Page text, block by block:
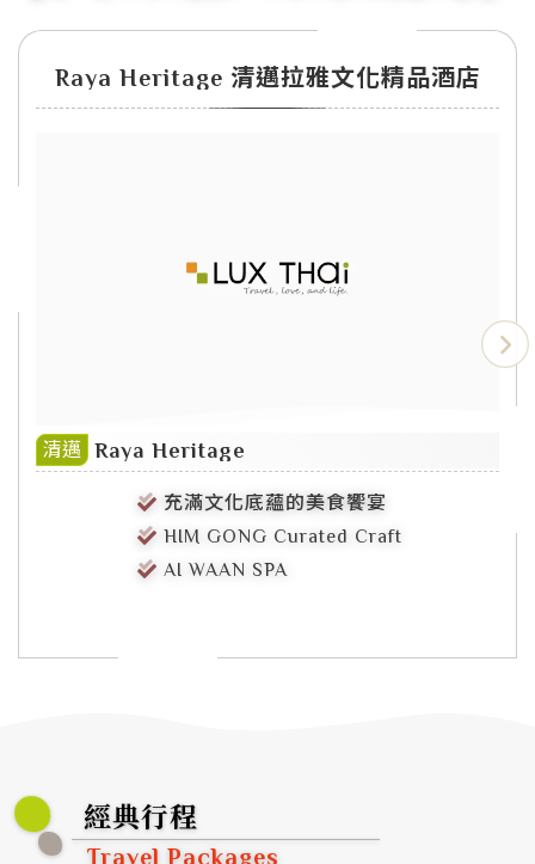
Raya Heritage 清邁拉雅文化精品酒店
清邁 Raya Heritage
充滿文化底蘊的美食饗宴
HIM GONG Curated Craft
AI WAAN SPA
經典行程
Travel Packages